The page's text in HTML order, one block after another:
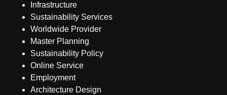
Infrastructure
Sustainability Services
Worldwide Provider
Master Planning
Sustainability Policy
Online Service
Employment
Architecture Design